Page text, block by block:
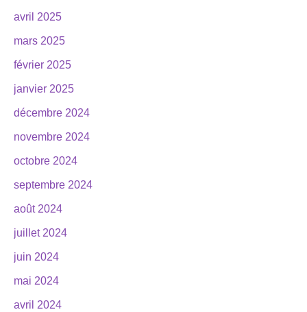
avril 2025
mars 2025
février 2025
janvier 2025
décembre 2024
novembre 2024
octobre 2024
septembre 2024
août 2024
juillet 2024
juin 2024
mai 2024
avril 2024